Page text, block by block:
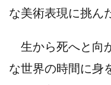
な美術表現に挑ん
生から死へと向
な世界の時間に身